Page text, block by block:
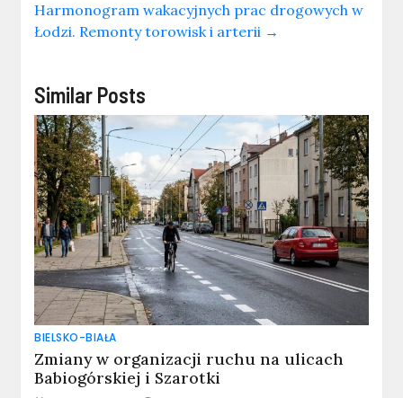
Harmonogram wakacyjnych prac drogowych w
Łodzi. Remonty torowisk i arterii →
Similar Posts
BIELSKO-BIAŁA
Zmiany w organizacji ruchu na ulicach
Babiogórskiej i Szarotki